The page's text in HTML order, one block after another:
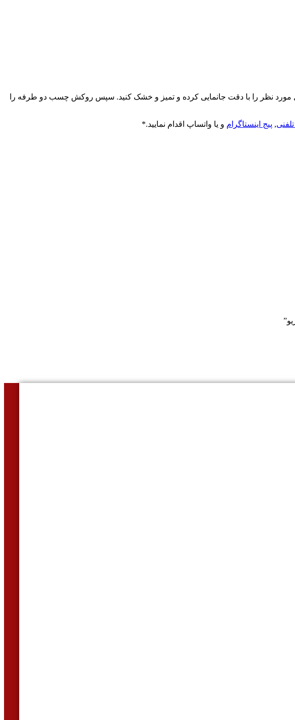
مورد نظر را با دقت جانمایی کرده و تمیز و خشک کنید. سپس روکش چسب دو طرفه را
, پیج اینستاگرام و یا واتساپ اقدام نمایید.*